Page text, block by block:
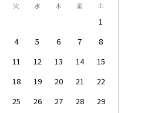
火 水 木 金 土
1
4 5 6 7
8
11 12 13 14
15
18 19 20 21
22
25 26 27 28
29